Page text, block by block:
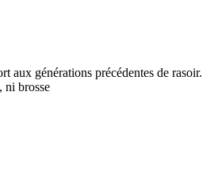
aux générations précédentes de rasoir.
ni brosse